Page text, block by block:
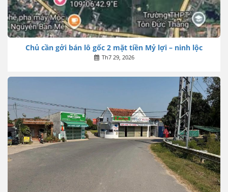
Chủ cần gởi bán lô gốc 2 mặt tiền Mỷ lợi – ninh lộc
Th7 29, 2026